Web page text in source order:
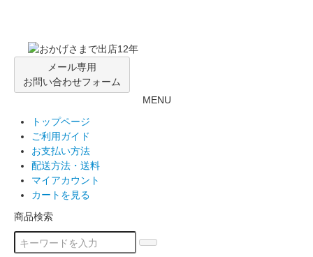
メール専用
お問い合わせフォーム
MENU
トップページ
ご利用ガイド
お支払い方法
配送方法・送料
マイアカウント
カートを見る
商品検索